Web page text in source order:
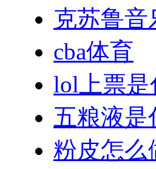
克苏鲁音
cba体育
lol上票是
五粮液是
粉皮怎么